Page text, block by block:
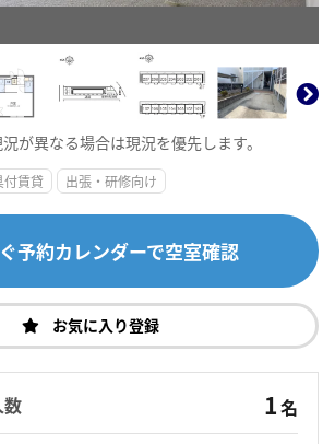
が異なる場合は現況を優先します。
付賃貸 出張・研修向け
予約カレンダーで空室確認
お気に入り登録
1名